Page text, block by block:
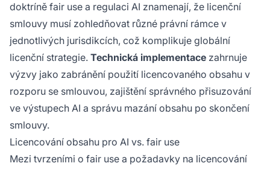
doktríně fair use a regulaci AI znamenají, že licenční
smlouvy musí zohledňovat různé právní rámce v
jednotlivých jurisdikcích, což komplikuje globální
licenční strategie. Technická implementace zahrnuje
výzvy jako zabránění použití licencovaného obsahu v
rozporu se smlouvou, zajištění správného přisuzování
ve výstupech AI a správu mazání obsahu po skončení
smlouvy.
Licencování obsahu pro AI vs. fair use
Mezi tvrzeními o fair use a požadavky na licencování